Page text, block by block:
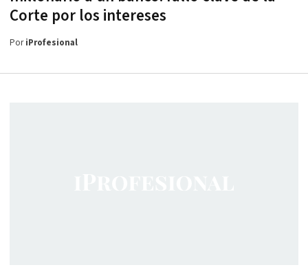
Corte por los intereses
PoriProfesional